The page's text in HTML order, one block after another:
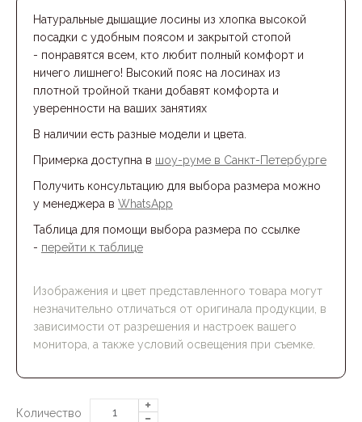
Натуральные дышащие лосины из хлопка высокой
посадки c удобным поясом и закрытой стопой
- понравятся всем, кто любит полный комфорт и
ничего лишнего! Высокий пояс на лосинах из
плотной тройной ткани добавят комфорта и
уверенности на ваших занятиях
В наличии есть разные модели и цвета.
Примерка доступна в шоу-румe в Санкт-Петербурге
Получить консультацию для выбора размера можно
у менеджера в WhatsApp
Таблица для помощи выбора размера по ссылке
- перейти к таблице
Изображения и цвет представленного товара могут
незначительно отличаться от оригинала продукции, в
зависимости от разрешения и настроек вашего
монитора, а также условий освещения при съемке.
Количество